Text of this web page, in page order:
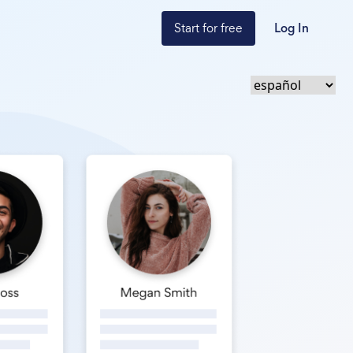
Start for free Log In